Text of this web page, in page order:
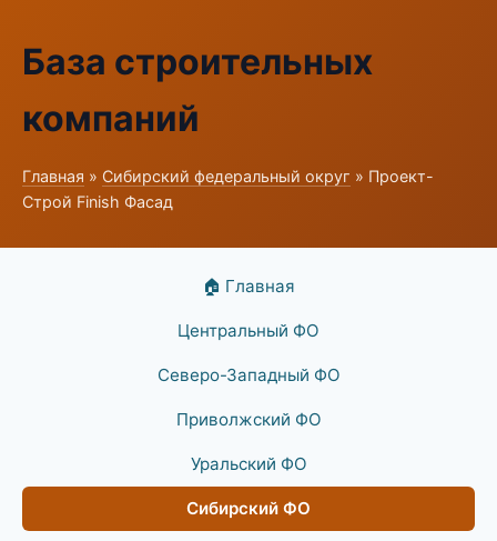
База строительных
компаний
Главная » Сибирский федеральный округ » Проект-
Строй Finish Фасад
🏠 Главная
Центральный ФО
Северо-Западный ФО
Приволжский ФО
Уральский ФО
Сибирский ФО